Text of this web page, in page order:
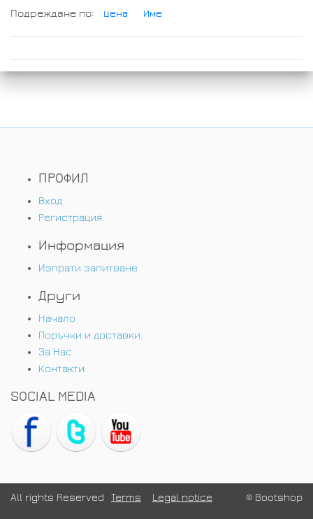
Подреждане по: Цена Име
ПРОФИЛ
Вход
Регистрация
Информация
Изпрати запитване
Други
Начало
Поръчки и доставки.
За Нас
Контакти
SOCIAL MEDIA
© Bootshop
All rights Reserved Terms Legal notice